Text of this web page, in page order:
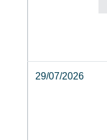
29/07/2026